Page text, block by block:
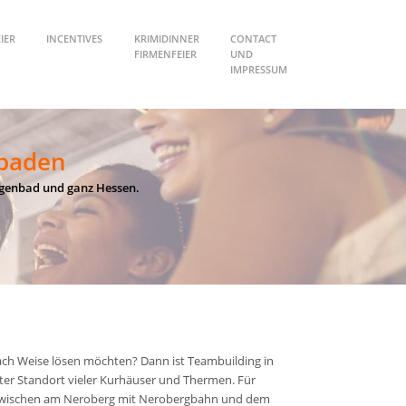
INCENTIVES
KRIMIDINNER
FIRMENFEIER
CONTACT
UND
IMPRESSUM
und ganz Hessen.
Weise lösen möchten? Dann ist Teambuilding in
Standort vieler Kurhäuser und Thermen. Für
am Neroberg mit Nerobergbahn und dem